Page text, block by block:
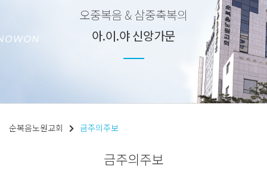
오중복음 & 삼중축복의
아.이.야 신앙가문
순복음노원교회 금주의주보
금주의주보